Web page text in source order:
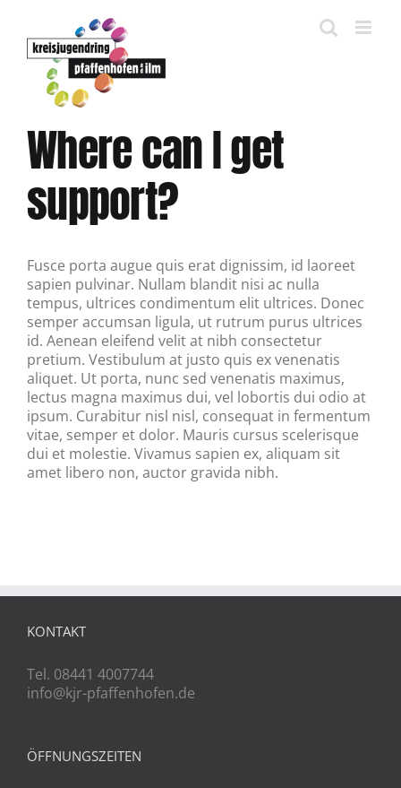
springen
Where can I get
support?
Fusce porta augue quis erat dignissim, id laoreet
sapien pulvinar. Nullam blandit nisi ac nulla
tempus, ultrices condimentum elit ultrices. Donec
semper accumsan ligula, ut rutrum purus ultrices
id. Aenean eleifend velit at nibh consectetur
pretium. Vestibulum at justo quis ex venenatis
aliquet. Ut porta, nunc sed venenatis maximus,
lectus magna maximus dui, vel lobortis dui odio at
ipsum. Curabitur nisl nisl, consequat in fermentum
vitae, semper et dolor. Mauris cursus scelerisque
dui et molestie. Vivamus sapien ex, aliquam sit
amet libero non, auctor gravida nibh.
KONTAKT
Tel. 08441 4007744
info@kjr-pfaffenhofen.de
ÖFFNUNGSZEITEN